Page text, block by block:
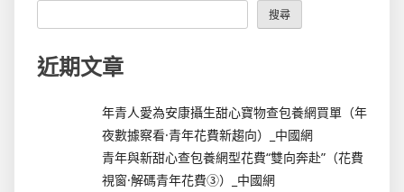
搜尋
近期文章
年青人愛為安康攝生甜心寶物查包養網買單（年
夜數據察看·青年花費新趨向）_中國網
青年與新甜心查包養網型花費“雙向奔赴”（花費
視窗·解碼青年花費③）_中國網